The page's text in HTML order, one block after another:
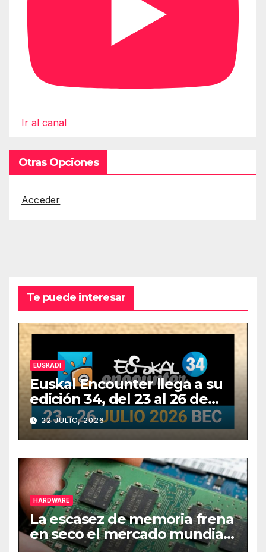
Ir al canal
Otras Opciones
Acceder
Te puede interesar
EUSKADI
Euskal Encounter llega a su
edición 34, del 23 al 26 de
julio
22 JULIO, 2026
HARDWARE
La escasez de memoria frena
en seco el mercado mundial